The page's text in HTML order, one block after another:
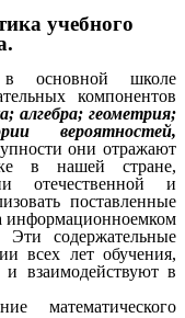
учебного
основной школе
компонентов
алгебра; геометрия;
вероятностей,
они отражают
в нашей стране,
отечественной и
поставленные
информационноемком
Эти содержательные
всех лет обучения,
и взаимодействуют в
математического